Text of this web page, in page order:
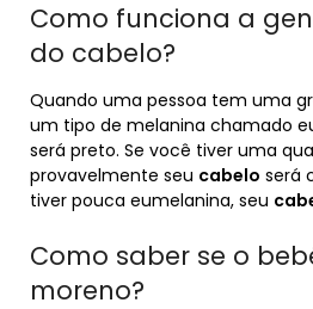
Como funciona a
do cabelo?
Quando uma pessoa tem uma
um tipo de melanina chamado
será preto. Se você tiver uma
provavelmente seu cabelo será
tiver pouca eumelanina, seu
Como saber se o
moreno?